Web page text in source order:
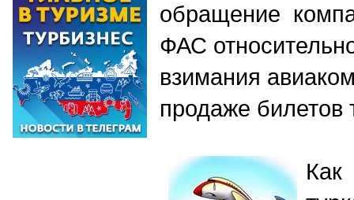
обращение
ФАС
взимания
продаже билетов